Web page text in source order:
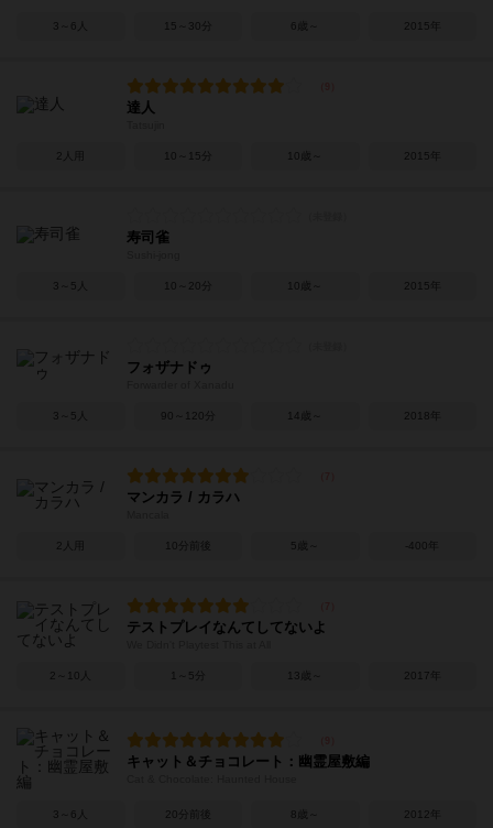
3～6人 15～30分 6歳～ 2015年
達人
2人用 10～15分 10歳～ 2015年
寿司雀
3～5人 10～20分 10歳～ 2015年
フォザナドゥ
3～5人 90～120分 14歳～ 2018年
マンカラ / カラハ
2人用 10分前後 5歳～ -400年
テストプレイなんてしてないよ
2～10人 1～5分 13歳～ 2017年
キャット＆チョコレート：幽霊屋敷編
3～6人 20分前後 8歳～ 2012年